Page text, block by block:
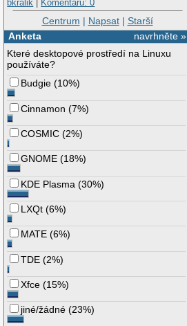
bkralik
Komentářů: 0
Centrum | Napsat| Starší
navrhněte »
Anketa
Které desktopové prostředí na Linuxu
používáte?
Budgie (10%)
Cinnamon (7%)
COSMIC (2%)
GNOME (18%)
KDE Plasma (30%)
LXQt (6%)
MATE (6%)
TDE (2%)
Xfce (15%)
jiné/žádné (23%)